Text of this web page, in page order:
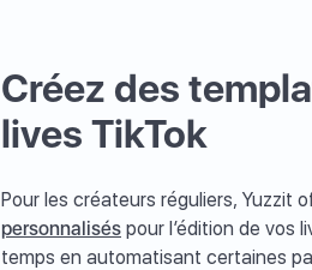
Créez des
lives TikTok
Pour les créateurs réguliers, Yuzzit
personnalisés pour l’édition de vos
temps en automatisant certaines